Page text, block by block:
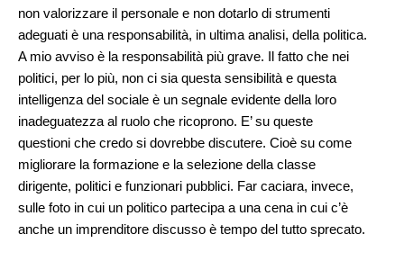
non valorizzare il personale e non dotarlo di strumenti
adeguati è una responsabilità, in ultima analisi, della politica.
A mio avviso è la responsabilità più grave. Il fatto che nei
politici, per lo più, non ci sia questa sensibilità e questa
intelligenza del sociale è un segnale evidente della loro
inadeguatezza al ruolo che ricoprono. E’ su queste
questioni che credo si dovrebbe discutere. Cioè su come
migliorare la formazione e la selezione della classe
dirigente, politici e funzionari pubblici. Far caciara, invece,
sulle foto in cui un politico partecipa a una cena in cui c’è
anche un imprenditore discusso è tempo del tutto sprecato.